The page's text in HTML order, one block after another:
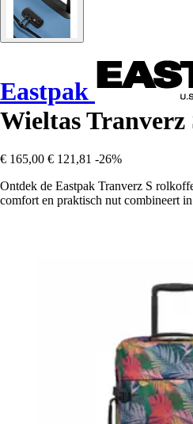
Eastpak
Wieltas Tranverz
€ 165,00 € 121,81 -26%
Ontdek de Eastpak Tranverz S
comfort en praktisch nut combineert